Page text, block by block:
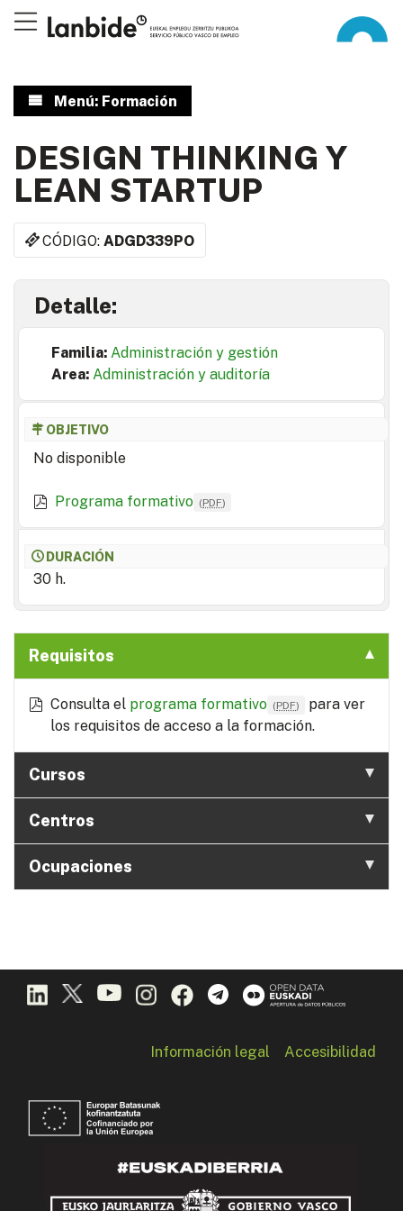
Menú: Formación
DESIGN THINKING Y
LEAN STARTUP
CÓDIGO:ADGD339PO
Detalle:
Familia: Administración y gestión
Area: Administración y auditoría
OBJETIVO
No disponible
Programa formativo (PDF)
DURACIÓN
30 h.
Requisitos
Consulta el programa formativo (PDF)
para ver
los requisitos de acceso a la formación.
Cursos
Centros
Ocupaciones
Información legal Accesibilidad